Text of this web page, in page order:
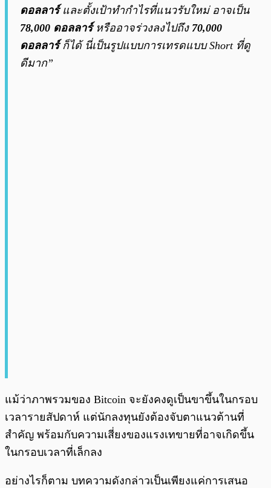
ดอลลาร์และตั้งเป้าทำกำไรที่แนวรับใหม่ อาจเป็น
78,000 ดอลลาร์หรืออาจร่วงลงไปถึง 70,000
ดอลลาร์ก็ได้ นี่เป็นรูปแบบการเทรดแบบ Short ที่ดู
ดีมาก”
แม้ว่าภาพรวมของ Bitcoin จะยังคงดูเป็นขาขึ้นในกรอบ
เวลารายสัปดาห์ แต่นักลงทุนยังต้องจับตาแนวต้านที่
สำคัญ พร้อมกับความเสี่ยงของแรงเทขายที่อาจเกิดขึ้น
ในกรอบเวลาที่เล็กลง
อย่างไรก็ตาม บทความดังกล่าวเป็นเพียงแค่การเสนอ